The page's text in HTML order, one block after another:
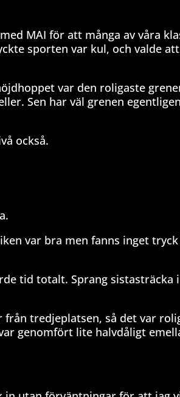
MAI för att många av våra
sporten var kul, och valde
var den roligaste
Sen har väl grenen
också.
var bra men fanns inget
tid totalt. Sprang sistasträcka
tredjeplatsen, så det var
genomfört lite halvdåligt